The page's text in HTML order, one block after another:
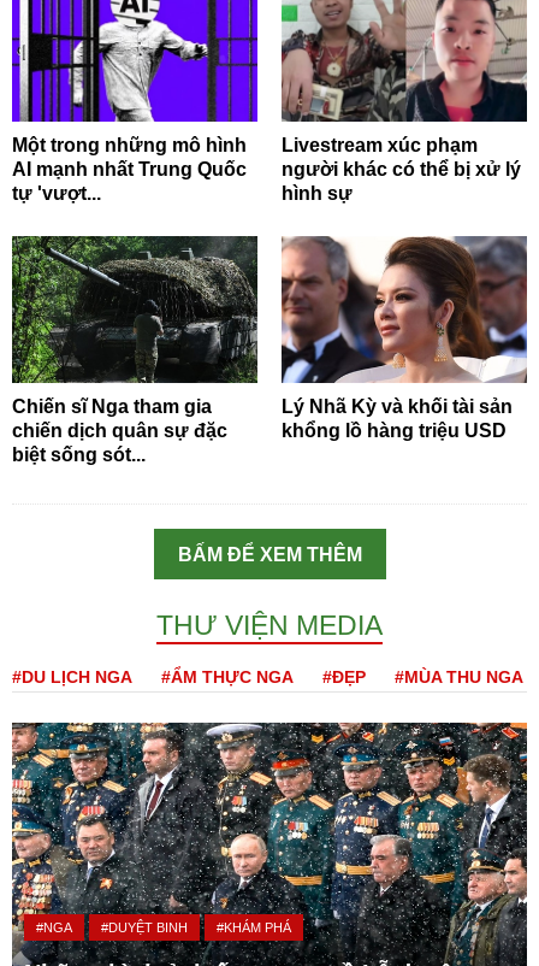
Một trong những mô hình
AI mạnh nhất Trung Quốc
tự 'vượt...
Livestream xúc phạm
người khác có thể bị xử lý
hình sự
Chiến sĩ Nga tham gia
chiến dịch quân sự đặc
biệt sống sót...
Lý Nhã Kỳ và khối tài sản
khổng lồ hàng triệu USD
BẤM ĐỂ XEM THÊM
THƯ VIỆN MEDIA
#DU LỊCH NGA #ẨM THỰC NGA #ĐẸP #MÙA THU NGA
#NGA #DUYỆT BINH #KHÁM PHÁ